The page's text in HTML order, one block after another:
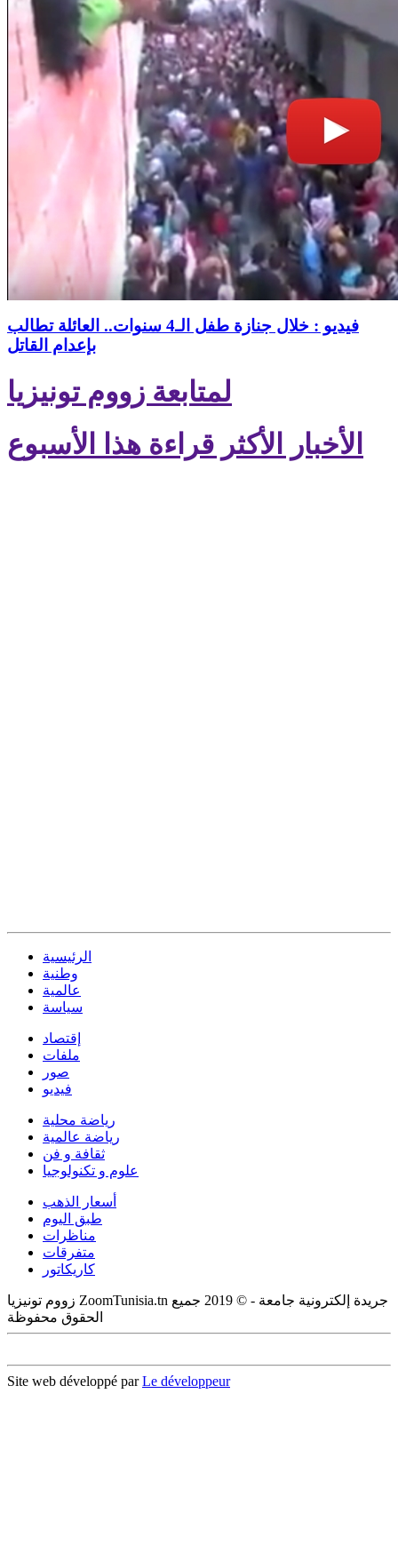
فيديو : خلال جنازة طفل الـ4 سنوات.. العائلة تطالب
بإعدام القاتل
لمتابعة زووم تونيزيا
الأخبار الأكثر قراءة هذا الأسبوع
الرئيسية
وطنية
عالمية
سياسة
إقتصاد
ملفات
صور
فيديو
رياضة محلية
رياضة عالمية
ثقافة و فن
علوم و تكنولوجيا
أسعار الذهب
طبق اليوم
مناظرات
متفرقات
كاريكاتور
زووم تونيزيا ZoomTunisia.tn جريدة إلكترونية جامعة - © 2019 جميع
الحقوق محفوظة
Site web développé parLe développeur